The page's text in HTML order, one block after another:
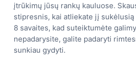
įtrūkimų jūsų rankų kauluose.
stipresnis, kai atliekate jį
8 savaites, kad suteiktumėte
nepadarysite, galite padaryti
sunkiau gydyti.